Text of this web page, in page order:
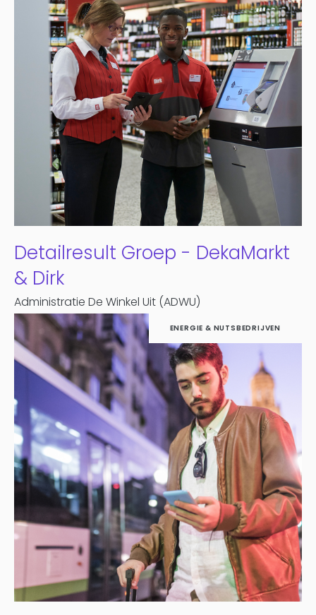
Detailresult Groep - DekaMarkt
& Dirk
Administratie De Winkel Uit (ADWU)
ENERGIE & NUTSBEDRIJVEN